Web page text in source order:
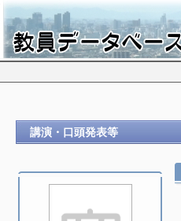
講演・口頭発表等